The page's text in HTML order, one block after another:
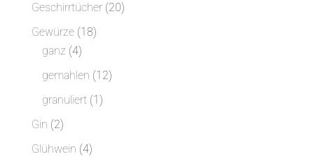
Geschirrtücher 2020
Gewürze 1818
ganz 44
Produkte
gemahlen 1212
granuliert 11
Gin 22
Produkte
Glühwein 44